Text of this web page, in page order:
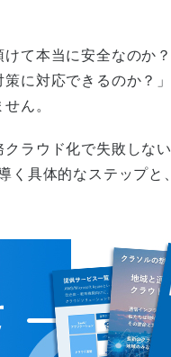
て本当に安全なのか
に対応できるのか？
ん。
ラウド化で失敗しな
く具体的なステップと